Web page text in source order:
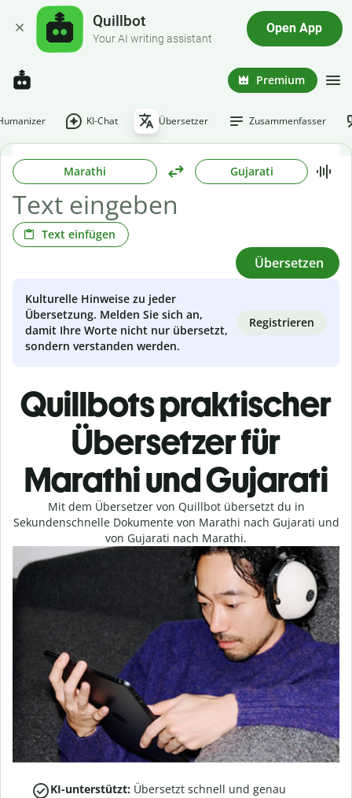
Quillbot
Your AI writing assistant
Open App
Premium
KI-Chat Übersetzer Zusammenfasser
Marathi Gujarati
Text einfügen
Übersetzen
Kulturelle Hinweise zu jeder
Übersetzung. Melden Sie sich an,
damit Ihre Worte nicht nur übersetzt,
sondern verstanden werden.
Registrieren
Quillbots praktischer
Übersetzer für
Marathi und Gujarati
Mit dem Übersetzer von Quillbot übersetzt du in
Sekundenschnelle Dokumente von Marathi nach Gujarati und
von Gujarati nach Marathi.
KI-unterstützt: Übersetzt schnell und genau